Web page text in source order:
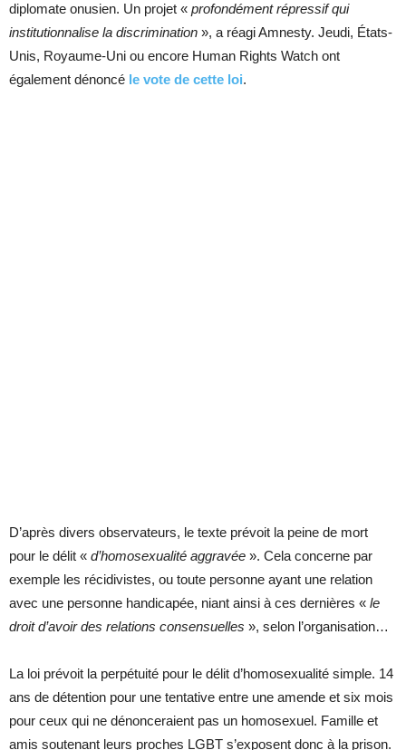
diplomate onusien. Un projet « profondément répressif qui
institutionnalise la discrimination », a réagi Amnesty. Jeudi, États-
Unis, Royaume-Uni ou encore Human Rights Watch ont
également dénoncé le vote de cette loi.
D’après divers observateurs, le texte prévoit la peine de mort
pour le délit « d’homosexualité aggravée ». Cela concerne par
exemple les récidivistes, ou toute personne ayant une relation
avec une personne handicapée, niant ainsi à ces dernières « le
droit d’avoir des relations consensuelles », selon l’organisation…
La loi prévoit la perpétuité pour le délit d’homosexualité simple. 14
ans de détention pour une tentative entre une amende et six mois
pour ceux qui ne dénonceraient pas un homosexuel. Famille et
amis soutenant leurs proches LGBT s’exposent donc à la prison.